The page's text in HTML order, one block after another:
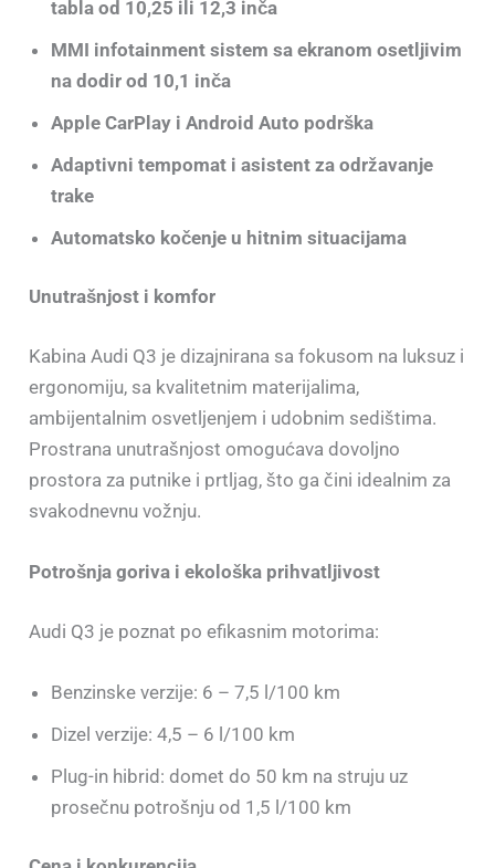
tabla od 10,25 ili 12,3 inča
MMI infotainment sistem sa ekranom osetljivim
na dodir od 10,1 inča
Apple CarPlay i Android Auto podrška
Adaptivni tempomat i asistent za održavanje
trake
Automatsko kočenje u hitnim situacijama
Unutrašnjost i komfor
Kabina Audi Q3 je dizajnirana sa fokusom na luksuz i
ergonomiju, sa kvalitetnim materijalima,
ambijentalnim osvetljenjem i udobnim sedištima.
Prostrana unutrašnjost omogućava dovoljno
prostora za putnike i prtljag, što ga čini idealnim za
svakodnevnu vožnju.
Potrošnja goriva i ekološka prihvatljivost
Audi Q3 je poznat po efikasnim motorima:
Benzinske verzije: 6 – 7,5 l/100 km
Dizel verzije: 4,5 – 6 l/100 km
Plug-in hibrid: domet do 50 km na struju uz
prosečnu potrošnju od 1,5 l/100 km